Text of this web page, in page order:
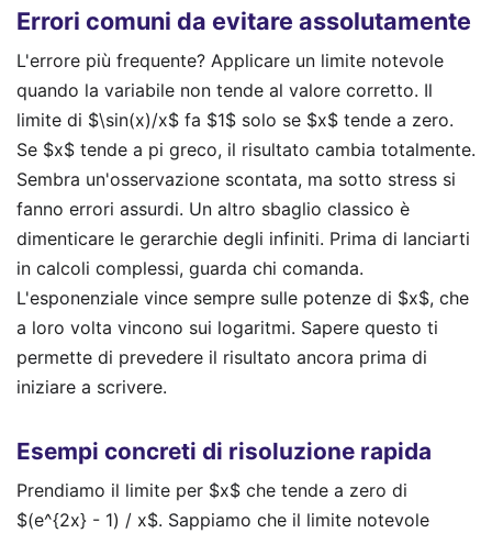
Errori comuni da evitare assolutamente
L'errore più frequente? Applicare un limite notevole
quando la variabile non tende al valore corretto. Il
limite di $\sin(x)/x$ fa $1$ solo se $x$ tende a zero.
Se $x$ tende a pi greco, il risultato cambia totalmente.
Sembra un'osservazione scontata, ma sotto stress si
fanno errori assurdi. Un altro sbaglio classico è
dimenticare le gerarchie degli infiniti. Prima di lanciarti
in calcoli complessi, guarda chi comanda.
L'esponenziale vince sempre sulle potenze di $x$, che
a loro volta vincono sui logaritmi. Sapere questo ti
permette di prevedere il risultato ancora prima di
iniziare a scrivere.
Esempi concreti di risoluzione rapida
Prendiamo il limite per $x$ che tende a zero di
$(e^{2x} - 1) / x$. Sappiamo che il limite notevole